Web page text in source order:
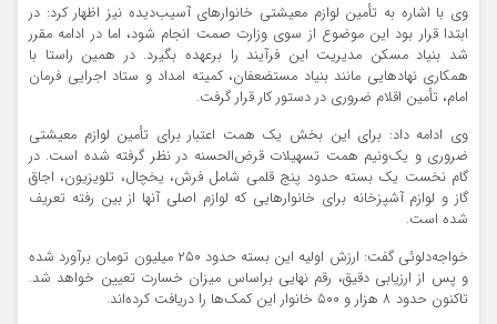
وی با اشاره به تأمین لوازم معیشتی خانوارهای آسیب‌دیده نیز اظهار کرد: در
ابتدا قرار بود این موضوع از سوی وزارت صمت انجام شود، اما در ادامه مقرر
شد بنیاد مسکن مدیریت این فرآیند را برعهده بگیرد. در همین راستا با
همکاری نهادهایی مانند بنیاد مستضعفان، کمیته امداد و ستاد اجرایی فرمان
امام، تأمین اقلام ضروری در دستور کار قرار گرفت.
وی ادامه داد: برای این بخش یک همت اعتبار برای تأمین لوازم معیشتی
ضروری و یک‌ونیم همت تسهیلات قرض‌الحسنه در نظر گرفته شده است. در
گام نخست یک بسته حدود پنج قلمی شامل فرش، یخچال، تلویزیون، اجاق
گاز و لوازم آشپزخانه برای خانوارهایی که لوازم اصلی آنها از بین رفته تعریف
شده است.
خواجه‌دلوئی گفت: ارزش اولیه این بسته حدود ۲۵۰ میلیون تومان برآورد شده
و پس از ارزیابی دقیق، رقم نهایی براساس میزان خسارت تعیین خواهد شد.
تاکنون حدود ۸ هزار و ۵۰۰ خانوار این کمک‌ها را دریافت کرده‌اند.